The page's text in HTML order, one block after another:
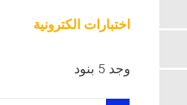
اختبارات الكترونية
وجد 5 بنود